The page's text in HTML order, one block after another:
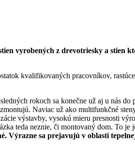
vyrobených z drevotriesky a stien
kvalifikovaných pracovníkov,
rokoch sa konečne už aj u nás do
Naviac už ako multifunkčné
výstavby, vysokú mieru presnosti
teda neznie, či montovaný dom. To je
Výrazne sa prejavujú v oblasti